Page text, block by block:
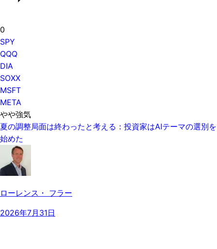
0
SPY
QQQ
DIA
SOXX
MSFT
META
やや強気
夏の調整局面は終わったと考える：投資家はAIテーマの選別を
始めた
ローレンス・ フラー
2026年7月31日